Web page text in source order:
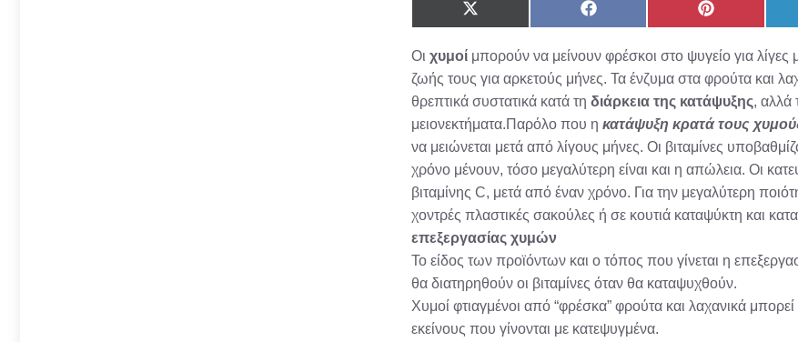
Share
on
(Twitter)
Share
on
Share
on
Oι χυμοί μπορούν να μείνουν φρέσκοι στο ψυγείο για λίγες
ζωής τους για αρκετούς μήνες. Τα ένζυμα στα φρούτα και
θρεπτικά συστατικά κατά τη διάρκεια της κατάψυξης, αλλά
μειονεκτήματα.Παρόλο που η κατάψυξη κρατά τους
να μειώνεται μετά από λίγους μήνες. Οι βιταμίνες
χρόνο μένουν, τόσο μεγαλύτερη είναι και η απώλεια. Οι
βιταμίνης C, μετά από έναν χρόνο. Για την μεγαλύτερη
χοντρές πλαστικές σακούλες ή σε κουτιά καταψύκτη και
επεξεργασίας χυμών
Το είδος των προϊόντων και ο τόπος που γίνεται η
θα διατηρηθούν οι βιταμίνες όταν θα καταψυχθούν.
Χυμοί φτιαγμένοι από “φρέσκα” φρούτα και λαχανικά
εκείνους που γίνονται με κατεψυγμένα.